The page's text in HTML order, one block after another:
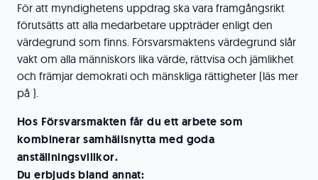
För att myndighetens uppdrag ska vara framgångsrikt
förutsätts att alla medarbetare uppträder enligt den
värdegrund som finns. Försvarsmaktens värdegrund slår
vakt om alla människors lika värde, rättvisa och jämlikhet
och främjar demokrati och mänskliga rättigheter (läs mer
på ).
Hos Försvarsmakten får du ett arbete som
kombinerar samhällsnytta med goda
anställningsvillkor.
Du erbjuds bland annat: